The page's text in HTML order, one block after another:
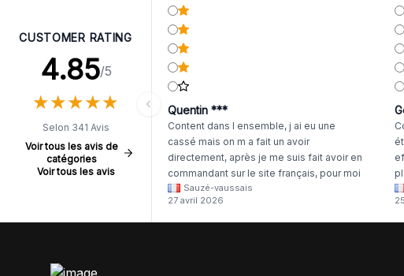
CUSTOMER RATING
4.85/5
★★★★★
★★★★★
Selon 341 Avis
Voir tous les avis de
catégories
Voir tous les avis
Quentin ***
Content dans l ensemble, j ai eu une
cassé mais on m a fait un avoir
directement, après je me suis fait avoir en
commandant sur le site français, pour moi
il était évident que les produits était de la
même langue mais raté tout est en
anglais.
Sauzé-vaussais
27 avril 2026